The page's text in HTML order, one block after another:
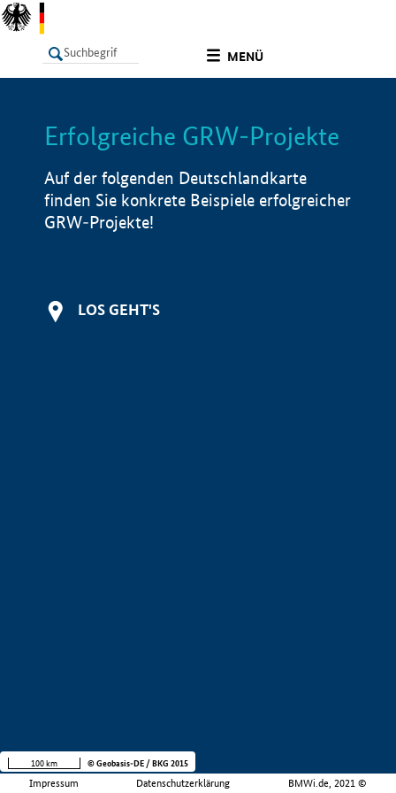
MENÜ
LISTE Info
Erfolgreiche GRW-Projekte
Auf der folgenden Deutschlandkarte
finden Sie konkrete Beispiele erfolgreicher
GRW-Projekte!
LOS GEHT'S
Impressum Datenschutzerklärung BMWi.de, 2021 ©
100 km © Geobasis-DE / BKG 2015